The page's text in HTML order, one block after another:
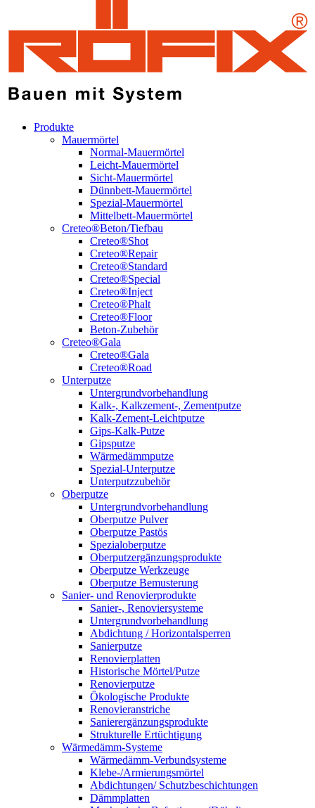
Produkte
Mauermörtel
Normal-Mauermörtel
Leicht-Mauermörtel
Sicht-Mauermörtel
Dünnbett-Mauermörtel
Spezial-Mauermörtel
Mittelbett-Mauermörtel
Creteo®Beton/Tiefbau
Creteo®Shot
Creteo®Repair
Creteo®Standard
Creteo®Special
Creteo®Inject
Creteo®Phalt
Creteo®Floor
Beton-Zubehör
Creteo®Gala
Creteo®Gala
Creteo®Road
Unterputze
Untergrundvorbehandlung
Kalk-, Kalkzement-, Zementputze
Kalk-Zement-Leichtputze
Gips-Kalk-Putze
Gipsputze
Wärmedämmputze
Spezial-Unterputze
Unterputzzubehör
Oberputze
Untergrundvorbehandlung
Oberputze Pulver
Oberputze Pastös
Spezialoberputze
Oberputzergänzungsprodukte
Oberputze Werkzeuge
Oberputze Bemusterung
Sanier- und Renovierprodukte
Sanier-, Renoviersysteme
Untergrundvorbehandlung
Abdichtung / Horizontalsperren
Sanierputze
Renovierplatten
Historische Mörtel/Putze
Renovierputze
Ökologische Produkte
Renovieranstriche
Sanierergänzungsprodukte
Strukturelle Ertüchtigung
Wärmedämm-Systeme
Wärmedämm-Verbundsysteme
Klebe-/Armierungsmörtel
Abdichtungen/ Schutzbeschichtungen
Dämmplatten